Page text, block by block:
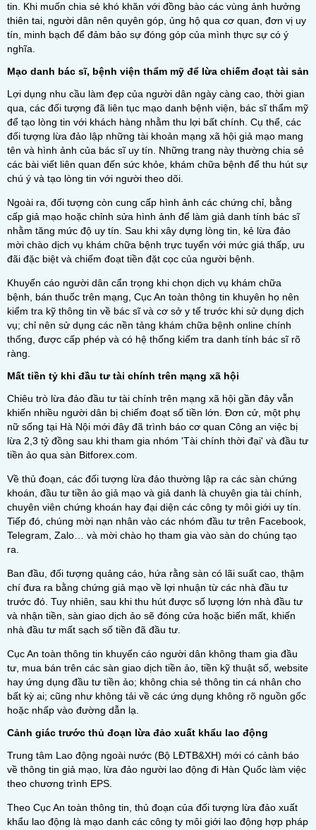
tin. Khi muốn chia sẻ khó khăn với đồng bào các vùng ảnh hưởng
thiên tai, người dân nên quyên góp, ủng hộ qua cơ quan, đơn vị uy
tín, minh bạch để đảm bảo sự đóng góp của mình thực sự có ý
nghĩa.
Mạo danh bác sĩ, bệnh viện thẩm mỹ để lừa chiếm đoạt tài sản
Lợi dụng nhu cầu làm đẹp của người dân ngày càng cao, thời gian
qua, các đối tượng đã liên tục mạo danh bệnh viện, bác sĩ thẩm mỹ
để tạo lòng tin với khách hàng nhằm thu lợi bất chính. Cụ thể, các
đối tượng lừa đảo lập những tài khoản mạng xã hội giả mạo mang
tên và hình ảnh của bác sĩ uy tín. Những trang này thường chia sẻ
các bài viết liên quan đến sức khỏe, khám chữa bệnh để thu hút sự
chú ý và tạo lòng tin với người theo dõi.
Ngoài ra, đối tượng còn cung cấp hình ảnh các chứng chỉ, bằng
cấp giả mạo hoặc chỉnh sửa hình ảnh để làm giả danh tính bác sĩ
nhằm tăng mức độ uy tín. Sau khi xây dựng lòng tin, kẻ lừa đảo
mời chào dịch vụ khám chữa bệnh trực tuyến với mức giá thấp, ưu
đãi đặc biệt và chiếm đoạt tiền đặt cọc của người bệnh.
Khuyến cáo người dân cẩn trọng khi chọn dịch vụ khám chữa
bệnh, bán thuốc trên mạng, Cục An toàn thông tin khuyên họ nên
kiểm tra kỹ thông tin về bác sĩ và cơ sở y tế trước khi sử dụng dịch
vụ; chỉ nên sử dụng các nền tảng khám chữa bệnh online chính
thống, được cấp phép và có hệ thống kiểm tra danh tính bác sĩ rõ
ràng.
Mất tiền tỷ khi đầu tư tài chính trên mạng xã hội
Chiêu trò lừa đảo đầu tư tài chính trên mạng xã hội gần đây vẫn
khiến nhiều người dân bị chiếm đoạt số tiền lớn. Đơn cử, một phụ
nữ sống tại Hà Nội mới đây đã trình báo cơ quan Công an việc bị
lừa 2,3 tỷ đồng sau khi tham gia nhóm 'Tài chính thời đại' và đầu tư
tiền ảo qua sàn Bitforex.com.
Về thủ đoạn, các đối tượng lừa đảo thường lập ra các sàn chứng
khoán, đầu tư tiền ảo giả mạo và giả danh là chuyên gia tài chính,
chuyên viên chứng khoán hay đại diện các công ty môi giới uy tín.
Tiếp đó, chúng mời nạn nhân vào các nhóm đầu tư trên Facebook,
Telegram, Zalo… và mời chào họ tham gia vào sàn do chúng tạo
ra.
Ban đầu, đối tượng quảng cáo, hứa rằng sàn có lãi suất cao, thậm
chí đưa ra bằng chứng giả mạo về lợi nhuận từ các nhà đầu tư
trước đó. Tuy nhiên, sau khi thu hút được số lượng lớn nhà đầu tư
và nhận tiền, sàn giao dịch ảo sẽ đóng cửa hoặc biến mất, khiến
nhà đầu tư mất sạch số tiền đã đầu tư.
Cục An toàn thông tin khuyến cáo người dân không tham gia đầu
tư, mua bán trên các sàn giao dịch tiền ảo, tiền kỹ thuật số, website
hay ứng dụng đầu tư tiền ảo; không chia sẻ thông tin cá nhân cho
bất kỳ ai; cũng như không tải về các ứng dụng không rõ nguồn gốc
hoặc nhấp vào đường dẫn lạ.
Cảnh giác trước thủ đoạn lừa đảo xuất khẩu lao động
Trung tâm Lao động ngoài nước (Bộ LĐTB&XH) mới có cảnh báo
về thông tin giả mạo, lừa đảo người lao động đi Hàn Quốc làm việc
theo chương trình EPS.
Theo Cục An toàn thông tin, thủ đoạn của đối tượng lừa đảo xuất
khẩu lao động là mạo danh các công ty môi giới lao động hợp pháp